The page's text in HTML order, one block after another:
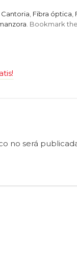
Cantoria Fibra óptica
. Bookmark the
no será